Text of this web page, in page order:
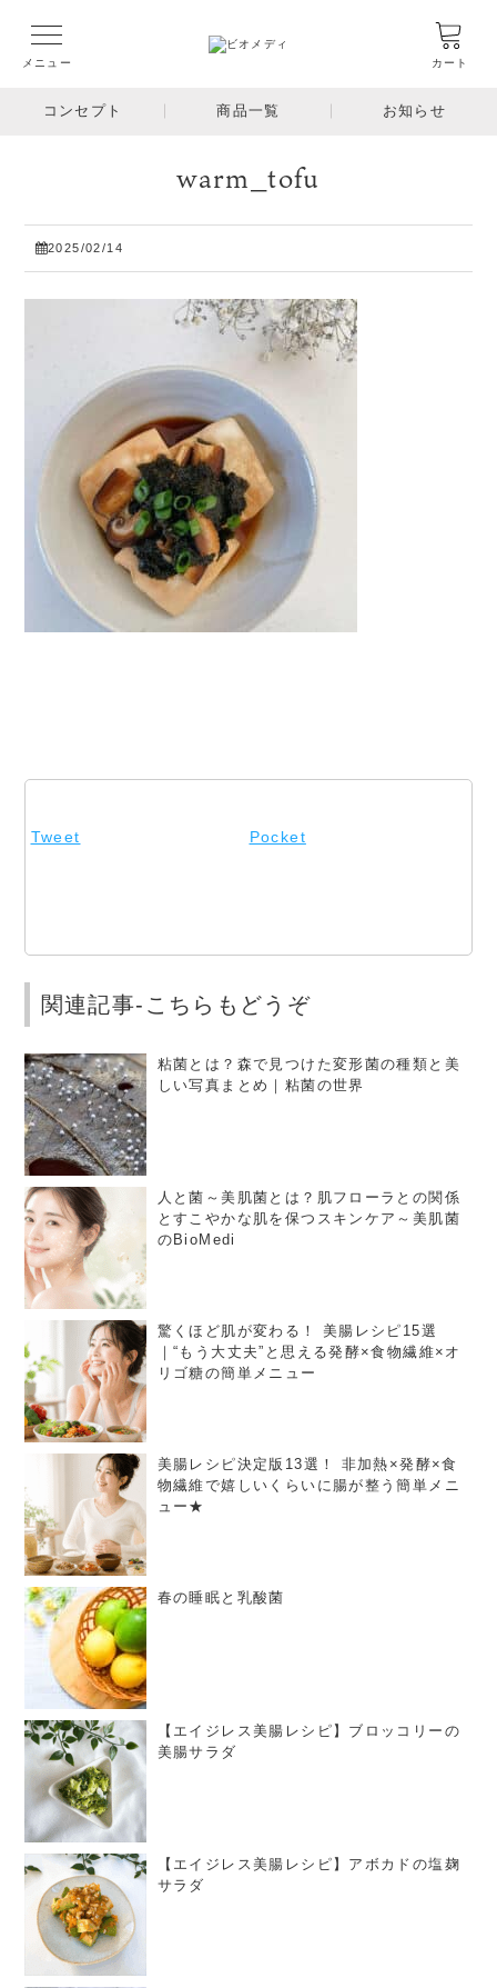
メニュー カート
コンセプト 商品一覧 お知らせ
warm_tofu
2025/02/14
Tweet Pocket
関連記事-こちらもどうぞ
粘菌とは？森で見つけた変形菌の種類と美
しい写真まとめ｜粘菌の世界
人と菌～美肌菌とは？肌フローラとの関係
とすこやかな肌を保つスキンケア～美肌菌
のBioMedi
驚くほど肌が変わる！ 美腸レシピ15選
｜“もう大丈夫”と思える発酵×食物繊維×オ
リゴ糖の簡単メニュー
美腸レシピ決定版13選！ 非加熱×発酵×食
物繊維で嬉しいくらいに腸が整う簡単メニ
ュー★
春の睡眠と乳酸菌
【エイジレス美腸レシピ】ブロッコリーの
美腸サラダ
【エイジレス美腸レシピ】アボカドの塩麹
サラダ